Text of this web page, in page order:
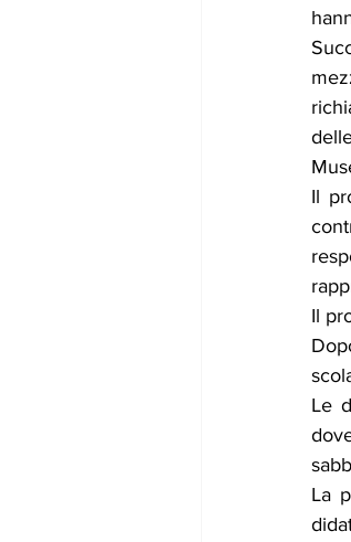
Il
Il
Le
La